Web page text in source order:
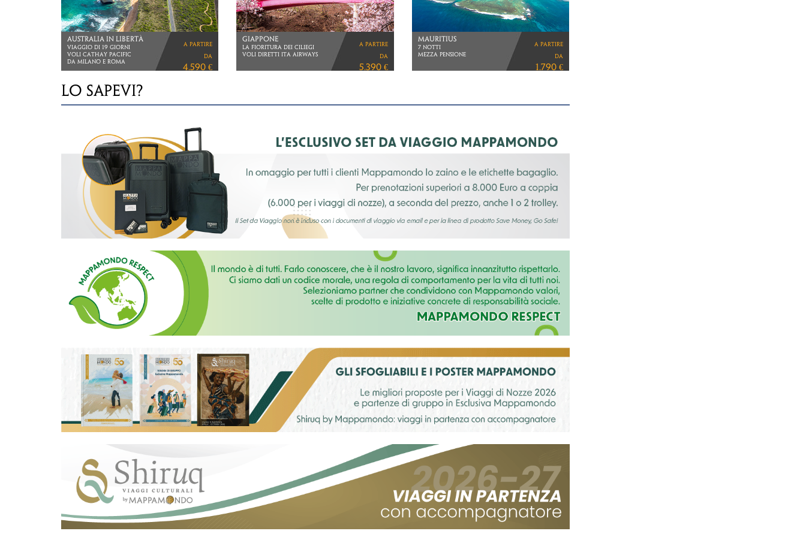
THAILANDIA
2 NOTTI SINGAPORE
5 NOTTI KHAO LAK
a partire
da
3.490 €
THAILANDIA
2 NOTTI SINGAPORE
6 NOTTI PHUKET
a partire
da
2.960 €
OMAN
LE VIE DEL SULTANO
VOLI TURKISH AIRLINES
1.730 €
LO SAPEVI?